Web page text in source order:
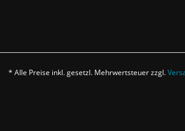
* Alle Preise inkl. gesetzl. Mehrwertsteuer zzgl.